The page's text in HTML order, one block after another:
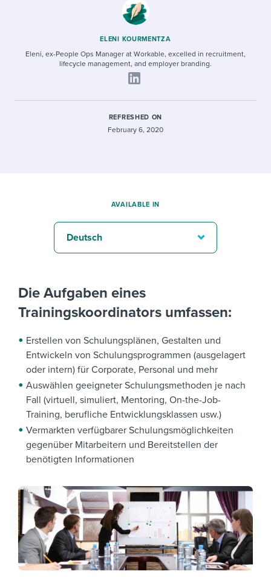
ELENI KOURMENTZA
Eleni, ex-People Ops Manager at Workable, excelled in recruitment,
lifecycle management, and employer branding.
REFRESHED ON
February 6, 2020
Die Aufgaben eines
Trainingskoordinators umfassen:
Erstellen von Schulungsplänen, Gestalten und
Entwickeln von Schulungsprogrammen (ausgelagert
oder intern) für Corporate, Personal und mehr
Auswählen geeigneter Schulungsmethoden je nach
Fall (virtuell, simuliert, Mentoring, On-the-Job-
Training, berufliche Entwicklungsklassen usw.)
Vermarkten verfügbarer Schulungsmöglichkeiten
gegenüber Mitarbeitern und Bereitstellen der
benötigten Informationen
AVAILABLE IN
Deutsch